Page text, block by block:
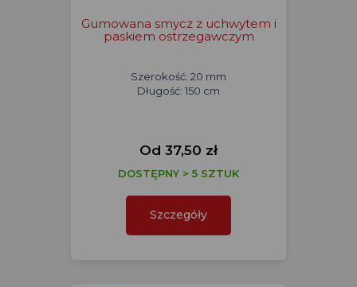
Gumowana smycz z uchwytem i
paskiem ostrzegawczym
Szerokość: 20 mm
Długość: 150 cm
Od 37,50 zł
DOSTĘPNY > 5 SZTUK
Szczegóły